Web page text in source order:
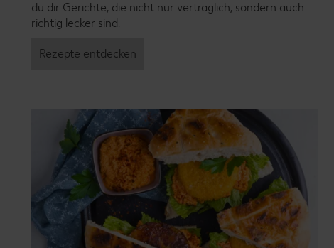
du dir Gerichte, die nicht nur verträglich, sondern auch
richtig lecker sind.
Rezepte entdecken